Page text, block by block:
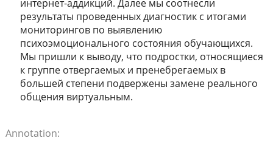
интернет-аддикций. Далее мы соотнесли
результаты проведенных диагностик с итогами
мониторингов по выявлению
психоэмоционального состояния обучающихся.
Мы пришли к выводу, что подростки, относящиеся
к группе отвергаемых и пренебрегаемых в
большей степени подвержены замене реального
общения виртуальным.
Annotation: